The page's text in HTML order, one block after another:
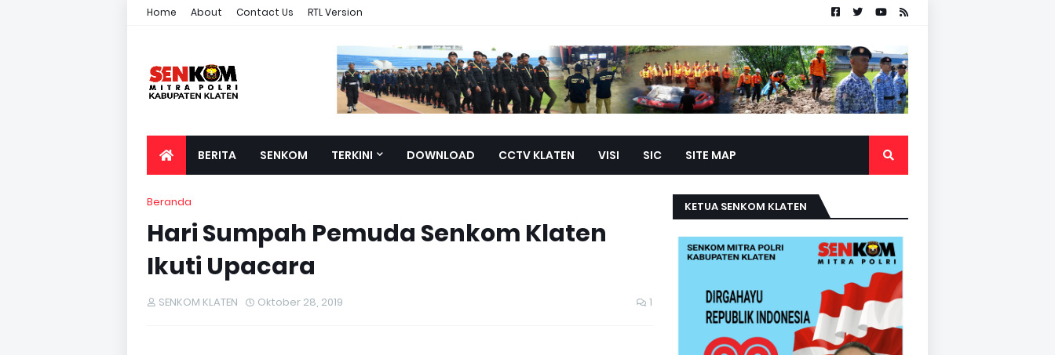
Home About Contact Us RTL Version
BERITA SENKOM TERKINI DOWNLOAD CCTV KLATEN VISI SIC SITE MAP
Beranda
Hari Sumpah Pemuda Senkom Klaten
Ikuti Upacara
SENKOM KLATEN Oktober 28, 2019 1
KETUA SENKOM KLATEN